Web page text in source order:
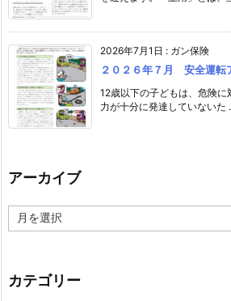
2026年7月1日 : ガン保険
２０２６年７月 安全運転
12歳以下の子どもは、危険
力が十分に発達していないた
アーカイブ
ー
ブ
カテゴリー